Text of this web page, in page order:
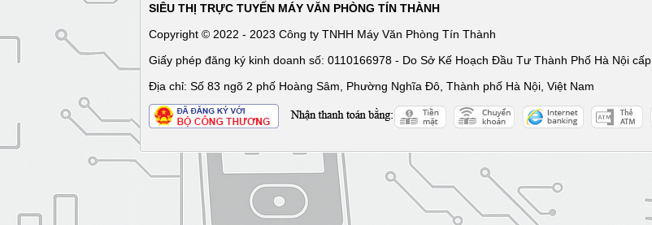
SIÊU THỊ TRỰC TUYẾN MÁY VĂN PHÒNG TÍN THÀNH
Copyright © 2022 - 2023 Công ty TNHH Máy Văn Phòng Tín Thành
Giấy phép đăng ký kinh doanh số: 0110166978 - Do Sở Kế Hoạch Đầu Tư Thành Phố Hà Nội cấp
Địa chỉ: Số 83 ngõ 2 phố Hoàng Sâm, Phường Nghĩa Đô, Thành phố Hà Nội, Việt Nam